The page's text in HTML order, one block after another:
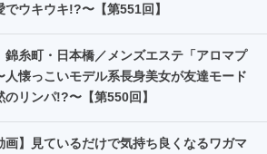
でウキウキ!?〜【第551回】
錦糸町・日本橋／メンズエステ「アロマプ
人懐っこいモデル系長身美女が友達モード
のリンパ!?〜【第550回】
画】見ているだけで気持ち良くなるワガマ